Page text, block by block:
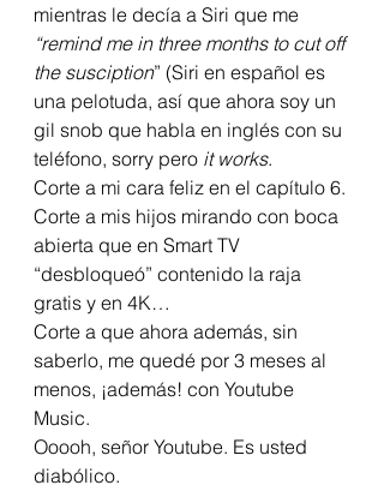
mientras le decía a Siri que me
“remind me in three months to cut off
the susciption” (Siri en español es
una pelotuda, así que ahora soy un
gil snob que habla en inglés con su
teléfono, sorry pero it works.
Corte a mi cara feliz en el capítulo 6.
Corte a mis hijos mirando con boca
abierta que en Smart TV
“desbloqueó” contenido la raja
gratis y en 4K…
Corte a que ahora además, sin
saberlo, me quedé por 3 meses al
menos, ¡además! con Youtube
Music.
Ooooh, señor Youtube. Es usted
diabólico.